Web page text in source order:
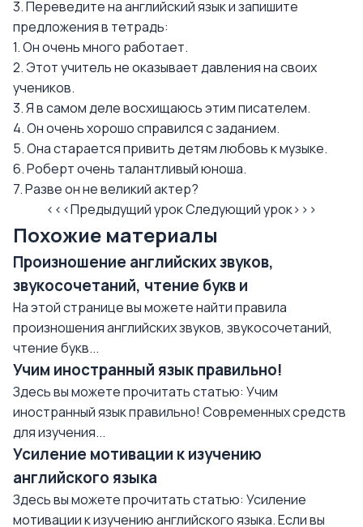
3. Переведите на английский язык и запишите
предложения в тетрадь:
1. Он очень много работает.
2. Этот учитель не оказывает давления на своих
учеников.
3. Я в самом деле восхищаюсь этим писателем.
4. Он очень хорошо справился с заданием.
5. Она старается привить детям любовь к музыке.
6. Роберт очень талантливый юноша.
7. Разве он не великий актер?
<<<Предыдущий урокСледующий урок>>>
Похожие материалы
Произношение английских звуков,
звукосочетаний, чтение букв и
На этой странице вы можете найти правила
произношения английских звуков, звукосочетаний,
чтение букв...
Учим иностранный язык правильно!
Здесь вы можете прочитать статью: Учим
иностранный язык правильно! Современных средств
для изучения...
Усиление мотивации к изучению
английского языка
Здесь вы можете прочитать статью: Усиление
мотивации к изучению английского языка. Если вы